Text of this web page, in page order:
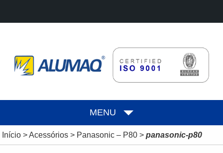
MENU
Início>Acessórios> Panasonic – P80> panasonic-p80